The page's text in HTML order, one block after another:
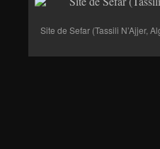
Site de Sefar (Tassili N’Ajjer,